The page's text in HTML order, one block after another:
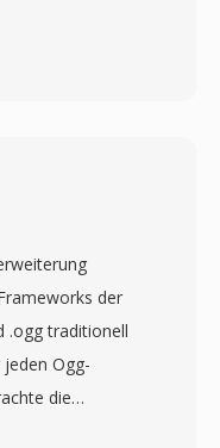
Ziel, eine
Definition bis
für
der
.ogg traditionell
Ogg-
die
Klarheit,